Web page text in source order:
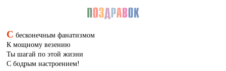
С бесконечным фанатизмом
К мощному везению
Ты шагай по этой жизни
С бодрым настроением!